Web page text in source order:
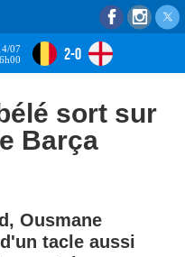
07
2-0
sort sur
Barça
Ousmane
tacle aussi